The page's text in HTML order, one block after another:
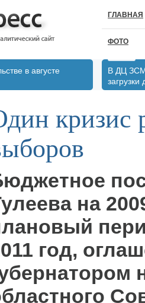
ГЛАВНАЯ
ФОТО
в августе
В ДЦ
кризис
на
год,